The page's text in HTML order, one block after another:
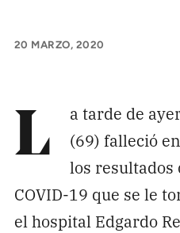
que importa
RECIBE NUESTRO BOLETÍN
20 MARZO, 2020
L
a tarde de
(69) falleció
los resultados
COVID-19 que se le
el hospital Edgardo